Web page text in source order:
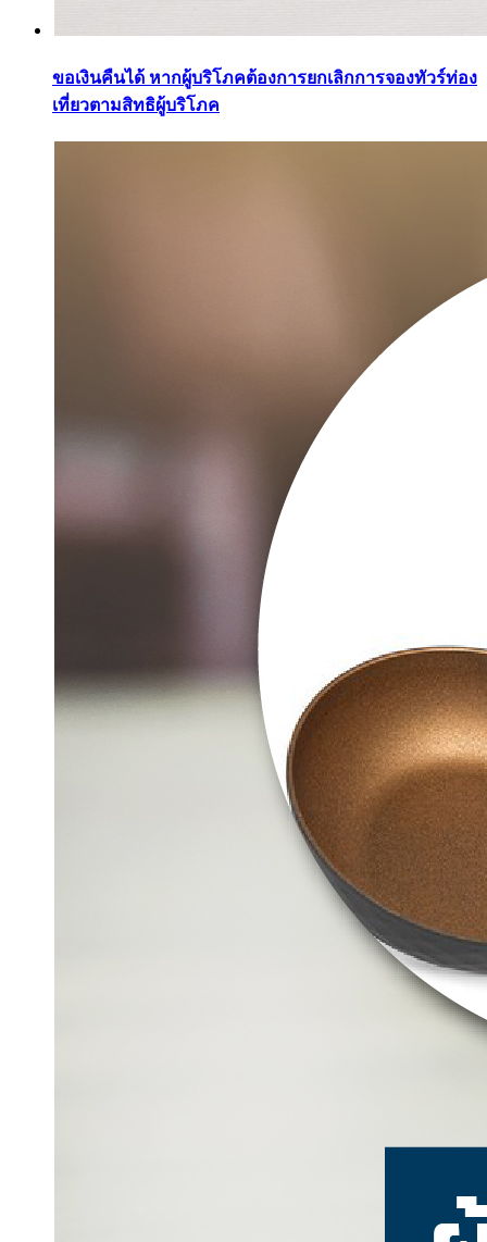
ขอเงินคืนได้ หากผู้บริโภคต้องการยกเลิกการจองทัวร์ท่อง
เที่ยวตามสิทธิผู้บริโภค